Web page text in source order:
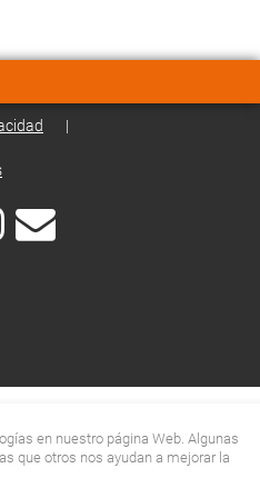
|
en nuestro página Web. Algunas
que otros nos ayudan a mejorar la